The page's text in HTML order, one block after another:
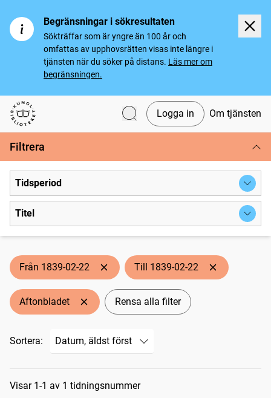
Begränsningar i sökresultaten
Sökträffar som är yngre än 100 år och
omfattas av upphovsrätten visas inte längre i
tjänsten när du söker på distans. Läs mer om
begränsningen.
Svenska tidningar
Logga in Om tjänsten
Filtrera
Tidsperiod
Titel
Från 1839-02-22 Till 1839-02-22
Aftonbladet Rensa alla filter
Sortera:
Sökresultat
Visar 1-1 av 1 tidningsnummer